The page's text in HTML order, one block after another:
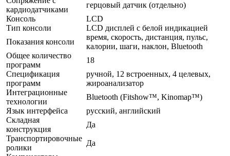
кардиодатчиками
герцовый датчик (отдельно)
Консоль
LCD
Тип консоли
LCD дисплей с белой индикацией
Показания консоли
время, скорость, дистанция, пульс,
калории, шаги, наклон, Bluetooth
Общее количество
программ
18
Спецификация
программ
ручной, 12 встроенных, 4 целевых,
жироанализатор
Интеграционные
технологии
Bluetooth (Fitshow™, Kinomap™)
Язык интерфейса
русский, английский
Складная
конструкция
Да
Транспортировочные
ролики
Да